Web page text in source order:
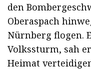
den
Oberaspach
Nürnberg flogen.
Volkssturm, sah
Heimat